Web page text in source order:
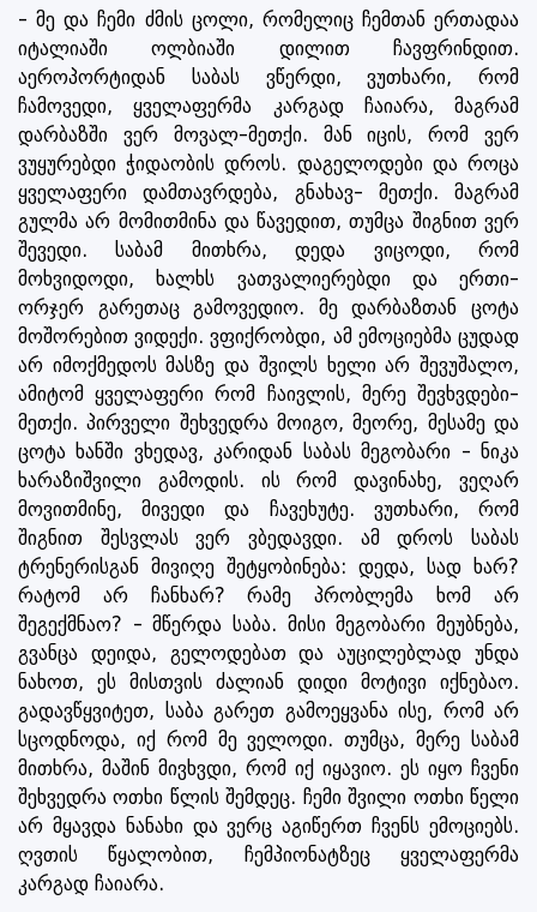
- მე და ჩემი ძმის ცოლი, რომელიც ჩემთან ერთადაა
იტალიაში ოლბიაში დილით ჩავფრინდით.
აეროპორტიდან საბას ვწერდი, ვუთხარი, რომ
ჩამოვედი, ყველაფერმა კარგად ჩაიარა, მაგრამ
დარბაზში ვერ მოვალ-მეთქი. მან იცის, რომ ვერ
ვუყურებდი ჭიდაობის დროს. დაგელოდები და როცა
ყველაფერი დამთავრდება, გნახავ- მეთქი. მაგრამ
გულმა არ მომითმინა და წავედით, თუმცა შიგნით ვერ
შევედი. საბამ მითხრა, დედა ვიცოდი, რომ
მოხვიდოდი, ხალხს ვათვალიერებდი და ერთი-
ორჯერ გარეთაც გამოვედიო. მე დარბაზთან ცოტა
მოშორებით ვიდექი. ვფიქრობდი, ამ ემოციებმა ცუდად
არ იმოქმედოს მასზე და შვილს ხელი არ შევუშალო,
ამიტომ ყველაფერი რომ ჩაივლის, მერე შევხვდები-
მეთქი. პირველი შეხვედრა მოიგო, მეორე, მესამე და
ცოტა ხანში ვხედავ, კარიდან საბას მეგობარი - ნიკა
ხარაზიშვილი გამოდის. ის რომ დავინახე, ვეღარ
მოვითმინე, მივედი და ჩავეხუტე. ვუთხარი, რომ
შიგნით შესვლას ვერ ვბედავდი. ამ დროს საბას
ტრენერისგან მივიღე შეტყობინება: დედა, სად ხარ?
რატომ არ ჩანხარ? რამე პრობლემა ხომ არ
შეგექმნაო? - მწერდა საბა. მისი მეგობარი მეუბნება,
გვანცა დეიდა, გელოდებათ და აუცილებლად უნდა
ნახოთ, ეს მისთვის ძალიან დიდი მოტივი იქნებაო.
გადავწყვიტეთ, საბა გარეთ გამოეყვანა ისე, რომ არ
სცოდნოდა, იქ რომ მე ველოდი. თუმცა, მერე საბამ
მითხრა, მაშინ მივხვდი, რომ იქ იყავიო. ეს იყო ჩვენი
შეხვედრა ოთხი წლის შემდეც. ჩემი შვილი ოთხი წელი
არ მყავდა ნანახი და ვერც აგიწერთ ჩვენს ემოციებს.
ღვთის წყალობით, ჩემპიონატზეც ყველაფერმა
კარგად ჩაიარა.